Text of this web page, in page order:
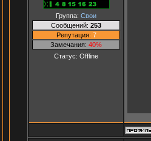
Группа: Свои
Сообщений: 253
Репутация: 7
Замечания: 40%
Статус: Offline